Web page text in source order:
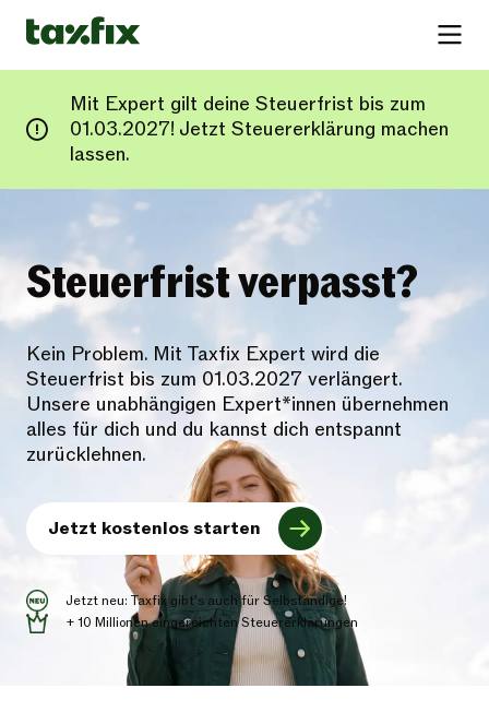
Mit Expert gilt deine Steuerfrist bis zum
01.03.2027! Jetzt Steuererklärung machen
lassen.
Steuerfrist verpasst?
Kein Problem. Mit Taxfix Expert wird die
Steuerfrist bis zum 01.03.2027 verlängert.
Unsere unabhängigen Expert*innen übernehmen
alles für dich und du kannst dich entspannt
zurücklehnen.
Jetzt kostenlos starten
Jetzt neu: Taxfix gibt’s auch für Selbständige!
+ 10 Millionen eingereichten Steuererklärungen